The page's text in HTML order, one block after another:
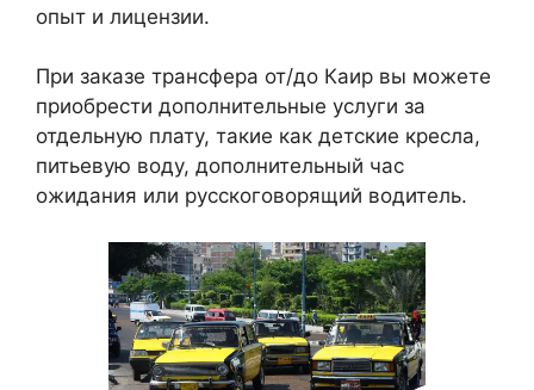
опыт и лицензии.
При заказе трансфера от/до Каир вы можете
приобрести дополнительные услуги за
отдельную плату, такие как детские кресла,
питьевую воду, дополнительный час
ожидания или русскоговорящий водитель.